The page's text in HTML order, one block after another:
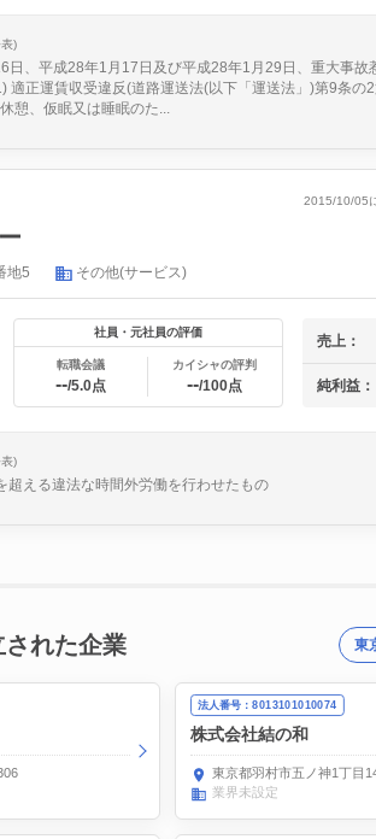
)
日、平成28年1月17日及び平成28年1月29日、重大事故
適正運賃収受違反(道路運送法(以下「運送法」)第9条の
憩、仮眠又は睡眠のた...
2015/10/05
地5 その他(サービス)
社員・元社員の評価
転職会議
--/5.0点
カイシャの評判
--/100点
売上：
純利益：
)
える違法な時間外労働を行わせたもの
れた企業 東
法人番号：8013101010074
株式会社結の和
東京都羽村市五ノ神1丁目
業界未設定